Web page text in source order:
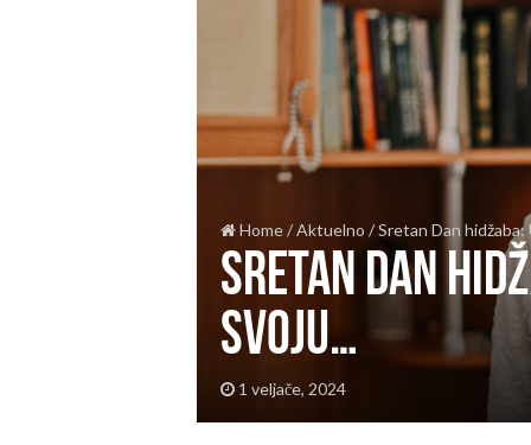
Home/Aktuelno /Sretan Dan hidžaba:
Sretan Dan
svoju…
1 veljače, 2024